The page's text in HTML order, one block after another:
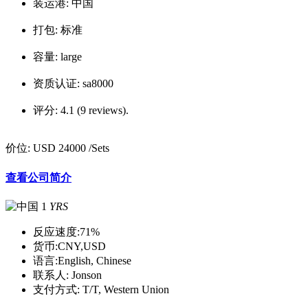
装运港: 中国
打包: 标准
容量: large
资质认证: sa8000
评分: 4.1 (9 reviews).
价位: USD 24000 /Sets
查看公司简介
1 YRS
反应速度:71%
货币:CNY,USD
语言:English, Chinese
联系人: Jonson
支付方式: T/T, Western Union